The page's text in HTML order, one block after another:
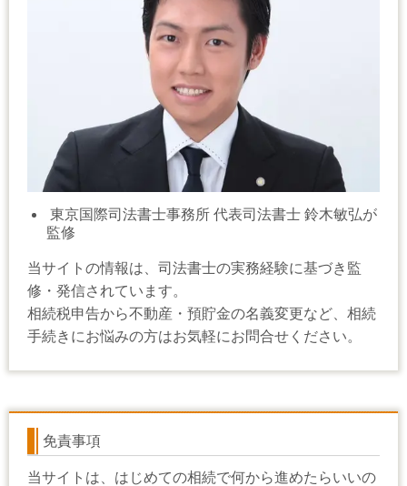
東京国際司法書士事務所 代表司法書士 鈴木敏弘が
監修
当サイトの情報は、司法書士の実務経験に基づき監
修・発信されています。
相続税申告から不動産・預貯金の名義変更など、相続
手続きにお悩みの方はお気軽にお問合せください。
免責事項
当サイトは、はじめての相続で何から進めたらいいの